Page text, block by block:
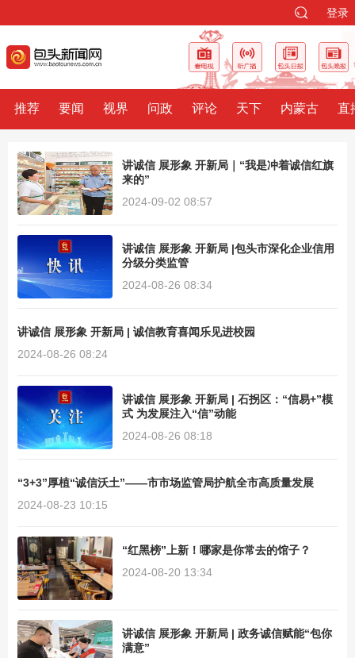
登录
推荐 要闻 视界 问政 评论 天下 内蒙古 直
讲诚信 展形象 开新局｜“我是冲着诚信红旗
来的”
2024-09-02 08:57
讲诚信 展形象 开新局 |包头市深化企业信用
分级分类监管
2024-08-26 08:34
讲诚信 展形象 开新局 | 诚信教育喜闻乐见进校园
2024-08-26 08:24
讲诚信 展形象 开新局 | 石拐区：“信易+”模
式 为发展注入“信”动能
2024-08-26 08:18
“3+3”厚植“诚信沃土”——市市场监管局护航全市高质量发展
2024-08-23 10:15
“红黑榜”上新！哪家是你常去的馆子？
2024-08-20 13:34
讲诚信 展形象 开新局 | 政务诚信赋能“包你
满意”